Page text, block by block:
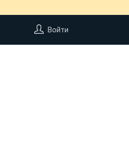
Войти